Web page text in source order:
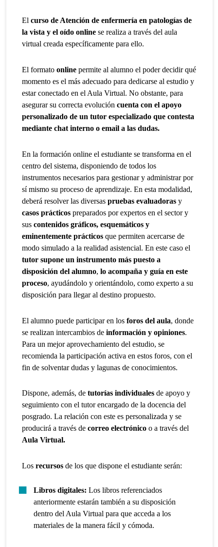
Elcurso de Atención de enfermería en patologías de
la vista y el oído online se realiza a través del aula
virtual creada específicamente para ello.
El formato online permite al alumno el poder decidir qué
momento es el más adecuado para dedicarse al estudio y
estar conectado en el Aula Virtual. No obstante, para
asegurar su correcta evolución cuenta con el apoyo
personalizado de un tutor especializado que contesta
mediante chat interno o email a las dudas.
En la formación online el estudiante se transforma en el
centro del sistema, disponiendo de todos los
instrumentos necesarios para gestionar y administrar por
sí mismo su proceso de aprendizaje. En esta modalidad,
deberá resolver las diversaspruebas evaluadoras y
casos prácticospreparados por expertos en el sector y
suscontenidos gráficos, esquemáticos y
eminentemente prácticos que permiten acercarse de
modo simulado a la realidad asistencial. En este caso el
tutor supone un instrumento más puesto a
disposición del alumno,lo acompaña y guía en este
proceso, ayudándolo y orientándolo, como experto a su
disposición para llegar al destino propuesto.
El alumno puede participar en losforos del aula, donde
se realizan intercambios deinformación y opiniones.
Para un mejor aprovechamiento del estudio, se
recomienda la participación activa en estos foros, con el
fin de solventar dudas y lagunas de conocimientos.
Dispone, además, detutorías individuales de apoyo y
seguimiento con el tutor encargado de la docencia del
posgrado. La relación con este es personalizada y se
producirá a través decorreo electrónico o a través del
Aula Virtual.
Losrecursos de los que dispone el estudiante serán:
Libros digitales:Los libros referenciados
anteriormente estarán también a su disposición
dentro del Aula Virtual para que acceda a los
materiales de la manera fácil y cómoda.